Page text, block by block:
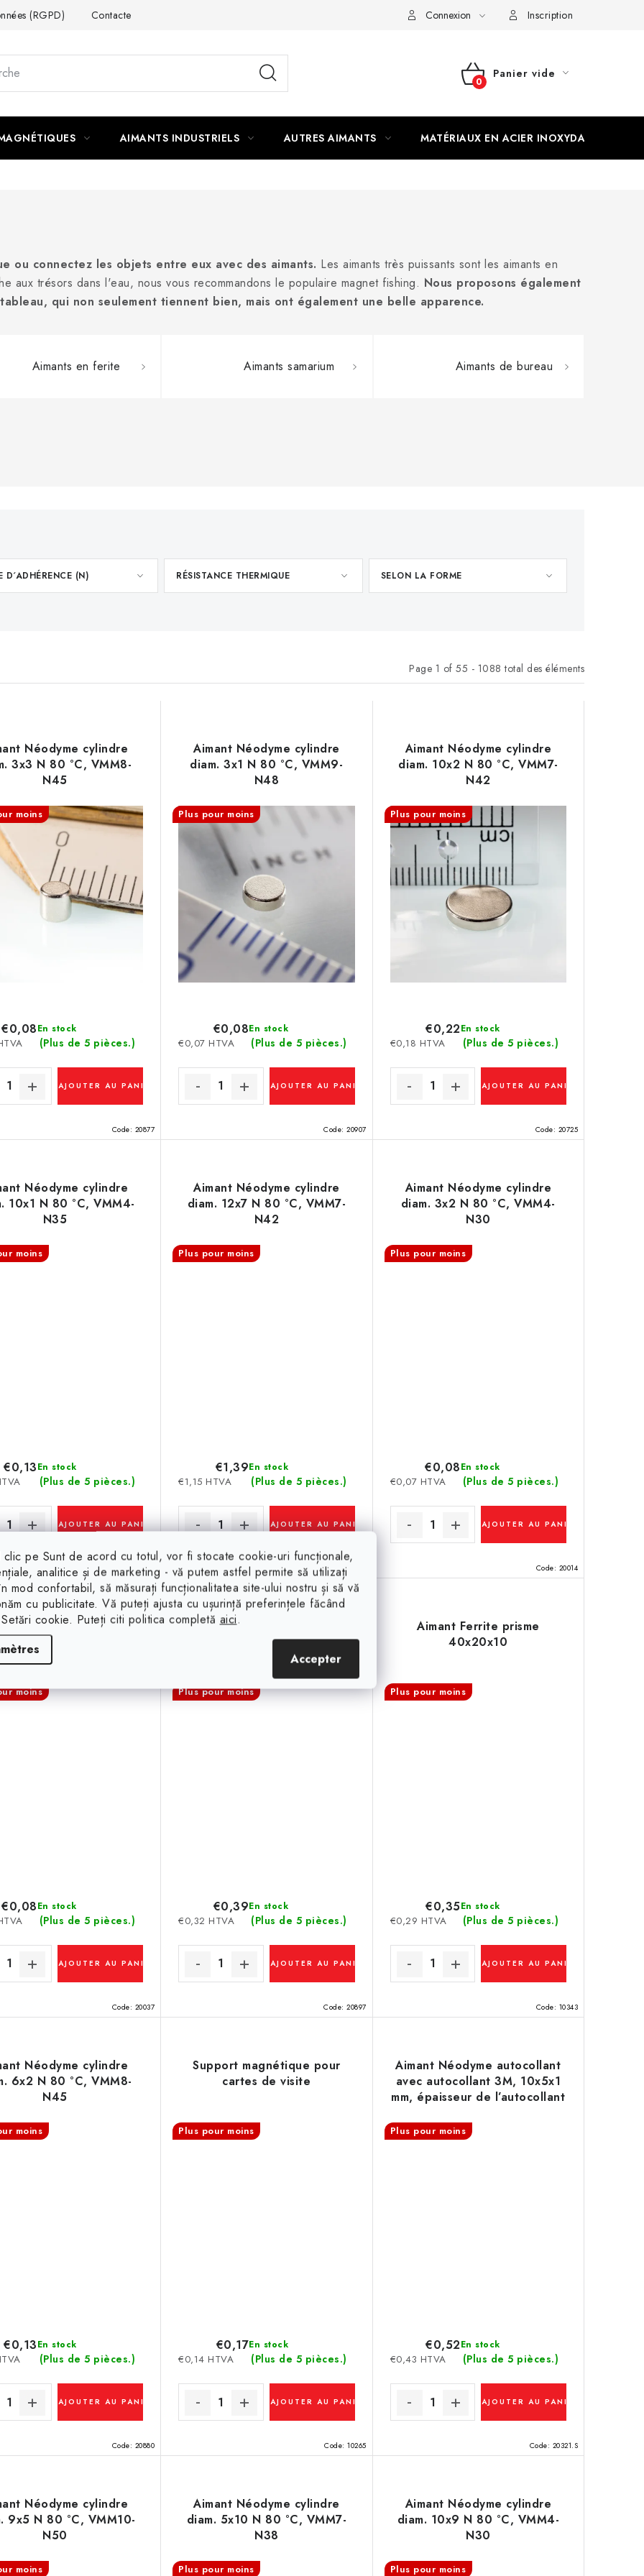
clic pe Sunt de acord cu totul, vor fi stocate cookie-uri funcționale,
analitice și de marketing - vă putem astfel permite să utilizați
mod confortabil, să măsurați funcționalitatea site-ului nostru și să vă
cu publicitate. Vă puteți ajusta cu ușurință preferințele făcând
cookie. Puteți citi politica completă aici.
Accepter
(RGPD) Contacte Connexion Inscription
PANIER
Panier vide
AIMANTS INDUSTRIELS AUTRES AIMANTS MATÉRIAUX EN ACIER INOXYDABLE
ou connectez les objets entre eux avec des aimants. Les aimants très puissants sont les aimants en
aux trésors dans l'eau, nous vous recommandons le populaire magnet fishing. Nous proposons également
qui non seulement tiennent bien, mais ont également une belle apparence.
Aimants en ferite Aimants samarium Aimants de bureau
D´ADHÉRENCE (N) RÉSISTANCE THERMIQUE SELON LA FORME
Page 1 of 55 - 1088 total des éléments
Néodyme cylindre
3x3 N 80 °C, VMM8-
N45
moins
En stock
(Plus de 5 pièces.)
€0,08
AJOUTER AU PANIER
Code: 20877
Aimant Néodyme cylindre
diam. 3x1 N 80 °C, VMM9-
N48
Plus pour moins
En stock
(Plus de 5 pièces.)
€0,07 HTVA
€0,08
AJOUTER AU PANIER
Code: 20907
Aimant Néodyme cylindre
diam. 10x2 N 80 °C, VMM7-
N42
Plus pour moins
En stock
(Plus de 5 pièces.)
€0,18 HTVA
€0,22
AJOUTER AU PANIER
Code: 20725
Néodyme cylindre
10x1 N 80 °C, VMM4-
N35
moins
En stock
(Plus de 5 pièces.)
€0,13
AJOUTER AU PANIER
Code: 24017
Aimant Néodyme cylindre
diam. 12x7 N 80 °C, VMM7-
N42
Plus pour moins
En stock
(Plus de 5 pièces.)
€1,15 HTVA
€1,39
AJOUTER AU PANIER
Code:
Aimant Néodyme cylindre
diam. 3x2 N 80 °C, VMM4-
N30
Plus pour moins
En stock
(Plus de 5 pièces.)
€0,07 HTVA
€0,08
AJOUTER AU PANIER
Code: 20014
Néodyme cylindre
5x2 N 80 °C, VMM5
moins
En stock
(Plus de 5 pièces.)
€0,08
AJOUTER AU PANIER
Code: 20037
Aimant Néodyme prisme
8x8x4 N 80 °C, VMM8-N45
Plus pour moins
En stock
(Plus de 5 pièces.)
€0,32 HTVA
€0,39
AJOUTER AU PANIER
Code: 20897
Aimant Ferrite prisme
40x20x10
Plus pour moins
En stock
(Plus de 5 pièces.)
€0,29 HTVA
€0,35
AJOUTER AU PANIER
Code: 10343
Néodyme cylindre
6x2 N 80 °C, VMM8-
N45
moins
En stock
(Plus de 5 pièces.)
€0,13
AJOUTER AU PANIER
Code: 20880
Support magnétique pour
cartes de visite
Plus pour moins
En stock
(Plus de 5 pièces.)
€0,14 HTVA
€0,17
AJOUTER AU PANIER
Code: 10265
Aimant Néodyme autocollant
avec autocollant 3M, 10x5x1
mm, épaisseur de l’autocollant
deux aimants qu
Plus pour moins
En stock
(Plus de 5 pièces.)
€0,43 HTVA
€0,52
AJOUTER AU PANIER
Code: 20321.S
Néodyme cylindre
9x5 N 80 °C, VMM10-
N50
moins
Aimant Néodyme cylindre
diam. 5x10 N 80 °C, VMM7-
N38
Plus pour moins
Aimant Néodyme cylindre
diam. 10x9 N 80 °C, VMM4-
N30
Plus pour moins